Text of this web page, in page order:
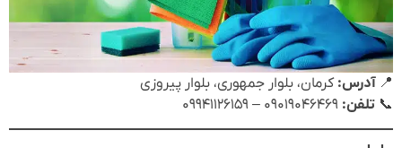
📍آدرس: کرمان، بلوار جمهوری، بلوار پیروزی
📞 تلفن: